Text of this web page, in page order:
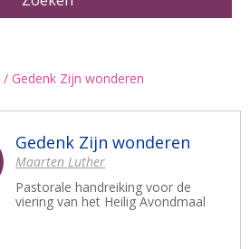
Winkelwagen:
/ Gedenk Zijn wonderen
Gedenk Zijn wonderen
Maarten Luther
Pastorale handreiking voor de
viering van het Heilig Avondmaal